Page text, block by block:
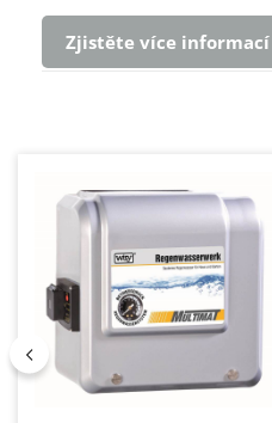
Zjistěte více